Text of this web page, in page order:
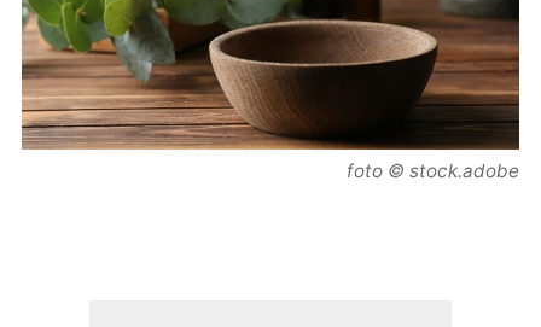
foto © stock.adobe